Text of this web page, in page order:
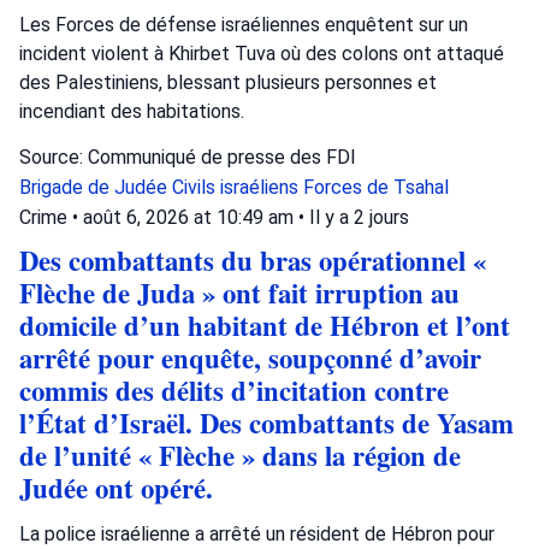
Les Forces de défense israéliennes enquêtent sur un
incident violent à Khirbet Tuva où des colons ont attaqué
des Palestiniens, blessant plusieurs personnes et
incendiant des habitations.
Source: Communiqué de presse des FDI
Brigade de Judée Civils israéliens Forces de Tsahal
Crime • août 6, 2026 at 10:49 am • Il y a 2 jours
Des combattants du bras opérationnel «
Flèche de Juda » ont fait irruption au
domicile d’un habitant de Hébron et l’ont
arrêté pour enquête, soupçonné d’avoir
commis des délits d’incitation contre
l’État d’Israël. Des combattants de Yasam
de l’unité « Flèche » dans la région de
Judée ont opéré.
La police israélienne a arrêté un résident de Hébron pour